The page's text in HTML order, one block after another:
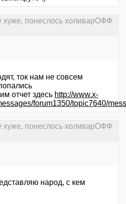
хуже, понеслось холиварОФФ
ток нам не совсем
отчет здесь http://www.x-
forum1350/topic7640/
хуже, понеслось холиварОФФ
народ, с кем